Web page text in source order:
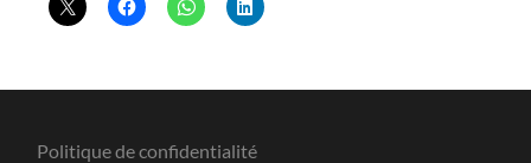
Politique de confidentialité